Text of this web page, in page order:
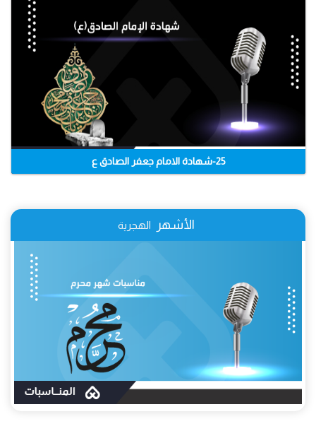
25-شهادة الامام جعفر الصادق ع
الأشهر الهجرية